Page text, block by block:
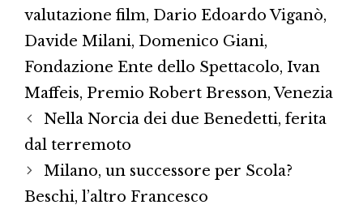
valutazione film, Dario Edoardo Viganò,
Davide Milani, Domenico Giani,
Fondazione Ente dello Spettacolo, Ivan
Maffeis, Premio Robert Bresson,Venezia
Nella Norcia dei due Benedetti, ferita
dal terremoto
Milano, un successore per Scola?
Beschi, l’altro Francesco